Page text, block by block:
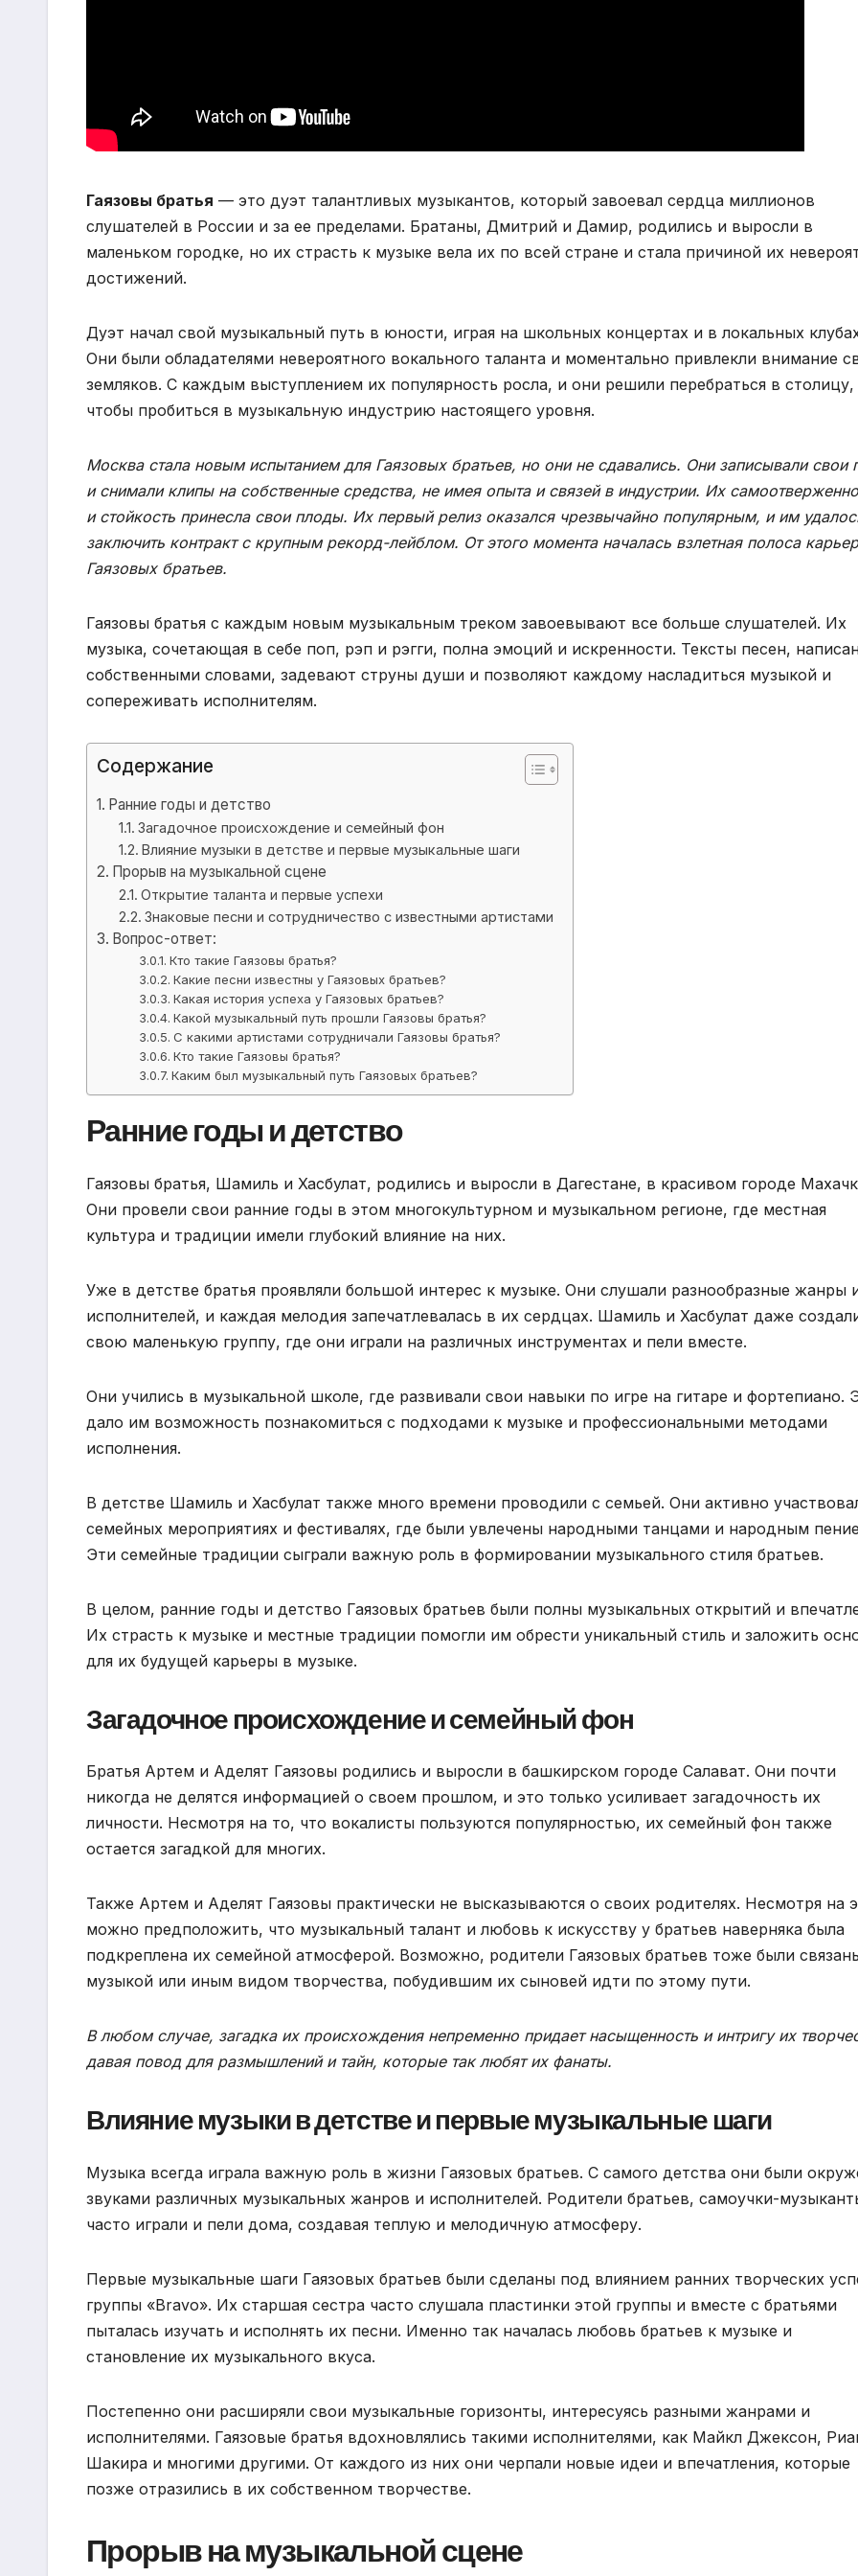
Гаязовы братья — это дуэт талантливых музыкантов, который завоевал сердца миллионов
слушателей в России и за ее пределами. Братаны, Дмитрий и Дамир, родились и выросли в
маленьком городке, но их страсть к музыке вела их по всей стране и стала причиной их
достижений.
Дуэт начал свой музыкальный путь в юности, играя на школьных концертах и в локальных
Они были обладателями невероятного вокального таланта и моментально привлекли внимание
земляков. С каждым выступлением их популярность росла, и они решили перебраться в столицу,
чтобы пробиться в музыкальную индустрию настоящего уровня.
Москва стала новым испытанием для Гаязовых братьев, но они не сдавались. Они записывали свои
и снимали клипы на собственные средства, не имея опыта и связей в индустрии. Их
и стойкость принесла свои плоды. Их первый релиз оказался чрезвычайно популярным, и им
заключить контракт с крупным рекорд-лейблом. От этого момента началась взлетная полоса
Гаязовых братьев.
Гаязовы братья с каждым новым музыкальным треком завоевывают все больше слушателей. Их
музыка, сочетающая в себе поп, рэп и рэгги, полна эмоций и искренности. Тексты песен,
собственными словами, задевают струны души и позволяют каждому насладиться музыкой и
сопереживать исполнителям.
Содержание
Ранние годы и детство
Загадочное происхождение и семейный фон
Влияние музыки в детстве и первые музыкальные шаги
Прорыв на музыкальной сцене
Открытие таланта и первые успехи
Знаковые песни и сотрудничество с известными артистами
Вопрос-ответ:
Кто такие Гаязовы братья?
Какие песни известны у Гаязовых братьев?
Какая история успеха у Гаязовых братьев?
Какой музыкальный путь прошли Гаязовы братья?
С какими артистами сотрудничали Гаязовы братья?
Кто такие Гаязовы братья?
Каким был музыкальный путь Гаязовых братьев?
Ранние годы и детство
Гаязовы братья, Шамиль и Хасбулат, родились и выросли в Дагестане, в красивом городе
Они провели свои ранние годы в этом многокультурном и музыкальном регионе, где местная
культура и традиции имели глубокий влияние на них.
Уже в детстве братья проявляли большой интерес к музыке. Они слушали разнообразные жанры
исполнителей, и каждая мелодия запечатлевалась в их сердцах. Шамиль и Хасбулат даже
свою маленькую группу, где они играли на различных инструментах и пели вместе.
Они учились в музыкальной школе, где развивали свои навыки по игре на гитаре и фортепиано.
дало им возможность познакомиться с подходами к музыке и профессиональными методами
исполнения.
В детстве Шамиль и Хасбулат также много времени проводили с семьей. Они активно
семейных мероприятиях и фестивалях, где были увлечены народными танцами и народным
Эти семейные традиции сыграли важную роль в формировании музыкального стиля братьев.
В целом, ранние годы и детство Гаязовых братьев были полны музыкальных открытий и
Их страсть к музыке и местные традиции помогли им обрести уникальный стиль и заложить
для их будущей карьеры в музыке.
Загадочное происхождение и семейный фон
Братья Артем и Аделят Гаязовы родились и выросли в башкирском городе Салават. Они почти
никогда не делятся информацией о своем прошлом, и это только усиливает загадочность их
личности. Несмотря на то, что вокалисты пользуются популярностью, их семейный фон также
остается загадкой для многих.
Также Артем и Аделят Гаязовы практически не высказываются о своих родителях. Несмотря на
можно предположить, что музыкальный талант и любовь к искусству у братьев наверняка была
подкреплена их семейной атмосферой. Возможно, родители Гаязовых братьев тоже были
музыкой или иным видом творчества, побудившим их сыновей идти по этому пути.
В любом случае, загадка их происхождения непременно придает насыщенность и интригу их
давая повод для размышлений и тайн, которые так любят их фанаты.
Влияние музыки в детстве и первые музыкальные шаги
Музыка всегда играла важную роль в жизни Гаязовых братьев. С самого детства они были
звуками различных музыкальных жанров и исполнителей. Родители братьев, самоучки-
часто играли и пели дома, создавая теплую и мелодичную атмосферу.
Первые музыкальные шаги Гаязовых братьев были сделаны под влиянием ранних творческих
группы «Bravo». Их старшая сестра часто слушала пластинки этой группы и вместе с братьями
пыталась изучать и исполнять их песни. Именно так началась любовь братьев к музыке и
становление их музыкального вкуса.
Постепенно они расширяли свои музыкальные горизонты, интересуясь разными жанрами и
исполнителями. Гаязовые братья вдохновлялись такими исполнителями, как Майкл Джексон,
Шакира и многими другими. От каждого из них они черпали новые идеи и впечатления, которые
позже отразились в их собственном творчестве.
Прорыв на музыкальной сцене